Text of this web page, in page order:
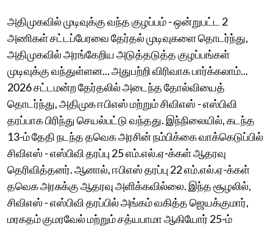
அதிமுகவில் முடிவுக்கு வந்த குழப்பம் - ஒன்றுபட்ட 2
அணிகள் சட்டப்பேரவை தேர்தல் முடிவுகளை தொடர்ந்து,
அதிமுகவில் அரங்கேறிய அடுத்தடுத்த குழப்பங்கள்
முடிவுக்கு வந்துள்ளன... அதுபற்றி விரிவாக பார்க்கலாம்...
2026 சட்டமன்ற தேர்தலில் அடைந்த தோல்வியைத்
தொடர்ந்து, அதிமுக ஈபிஎஸ் மற்றும் சிவிஎஸ் - எஸ்பிவி
தரப்பாக பிரிந்து செயல்பட்டு வந்தது. இந்நிலையில், கடந்த
13-ம் தேதி நடந்த தவெக அரசின் நம்பிக்கை வாக்கெடுப்பில்
சிவிஎஸ் - எஸ்பிவி தரப்பு 25 எம்.எல்.ஏ-க்கள் ஆதரவு
தெரிவித்தனர். ஆனால், ஈபிஎஸ் தரப்பு 22 எம்.எல்.ஏ-க்கள்
தவெக அரசுக்கு ஆதரவு அளிக்கவில்லை. இந்த சூழலில்,
சிவிஎஸ் - எஸ்பிவி தரப்பில் அங்கம் வகித்த ஜெயக்குமார்,
மரகதம் குமரவேல் மற்றும் சத்யபாமா ஆகியோர் 25-ம்